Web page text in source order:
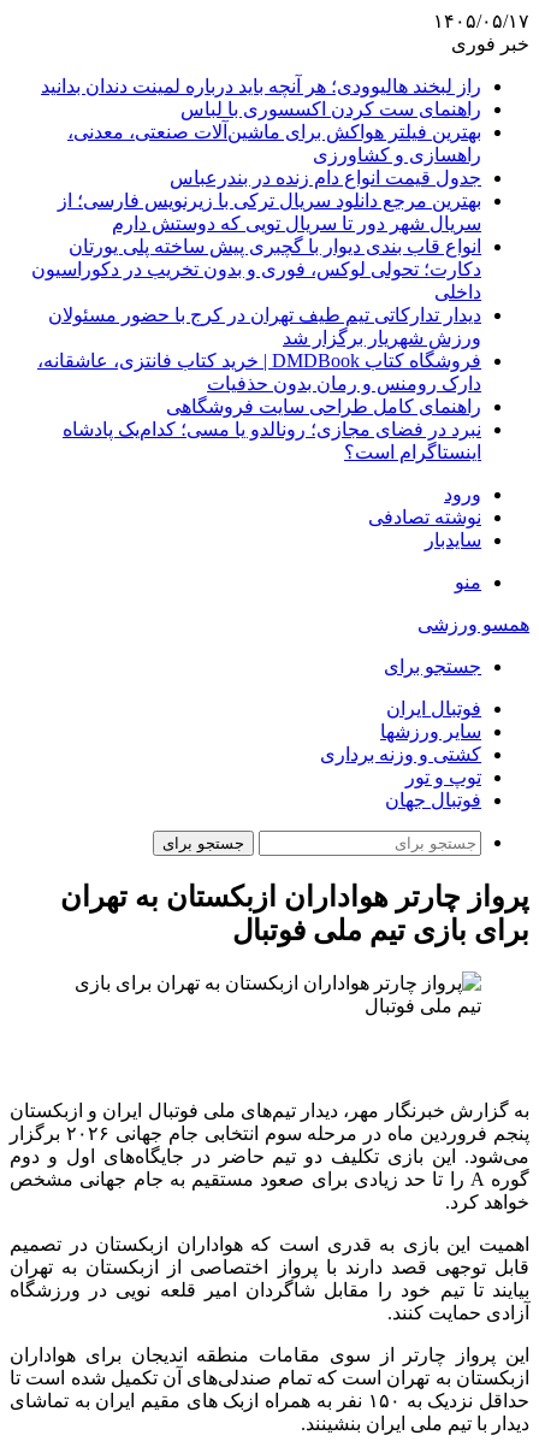
۱۴۰۵/۰۵/۱۷
خبر فوری
راز لبخند هالیوودی؛ هر آنچه باید درباره لمینت دندان بدانید
راهنمای ست کردن اکسسوری با لباس
بهترین فیلتر هواکش برای ماشین‌آلات صنعتی، معدنی،
راهسازی و کشاورزی
جدول قیمت انواع دام زنده در بندرعباس
بهترین مرجع دانلود سریال ترکی با زیرنویس فارسی؛ از
سریال شهر دور تا سریال تویی که دوستش دارم
انواع قاب بندی دیوار با گچبری پیش ساخته پلی یورتان
دکارت؛ تحولی لوکس، فوری و بدون تخریب در دکوراسیون
داخلی
دیدار تدارکاتی تیم طیف تهران در کرج با حضور مسئولان
ورزش شهریار برگزار شد
فروشگاه کتاب DMDBook | خرید کتاب فانتزی، عاشقانه،
دارک رومنس و رمان بدون حذفیات
راهنمای کامل طراحی سایت فروشگاهی
نبرد در فضای مجازی؛ رونالدو یا مسی؛ کدام‌یک پادشاه
اینستاگرام است؟
ورود
نوشته تصادفی
سایدبار
منو
همسو ورزشی
جستجو برای
فوتبال ایران
سایر ورزشها
کشتی و وزنه برداری
توپ و تور
فوتبال جهان
جستجو برای
پرواز چارتر هواداران ازبکستان به تهران
برای بازی تیم ملی فوتبال
به گزارش خبرنگار مهر، دیدار تیم‌های ملی فوتبال ایران و ازبکستان
پنجم فروردین ماه در مرحله سوم انتخابی جام جهانی ۲۰۲۶ برگزار
می‌شود. این بازی تکلیف دو تیم حاضر در جایگاه‌های اول و دوم
گوره A را تا حد زیادی برای صعود مستقیم به جام جهانی مشخص
خواهد کرد.
اهمیت این بازی به قدری است که هواداران ازبکستان در تصمیم
قابل توجهی قصد دارند با پرواز اختصاصی از ازبکستان به تهران
بیایند تا تیم خود را مقابل شاگردان امیر قلعه نویی در ورزشگاه
آزادی حمایت کنند.
این پرواز چارتر از سوی مقامات منطقه اندیجان برای هواداران
ازبکستان به تهران است که تمام صندلی‌های آن تکمیل شده است تا
حداقل نزدیک به ۱۵۰ نفر به همراه ازبک های مقیم ایران به تماشای
دیدار با تیم ملی ایران بنشینند.